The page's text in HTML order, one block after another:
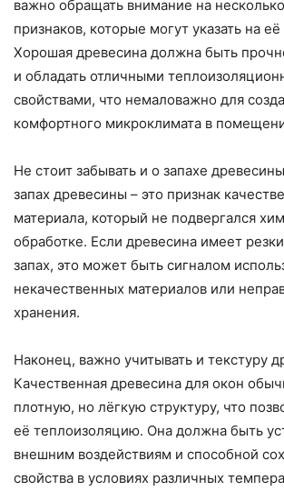
важно обращать внимание на
признаков, которые могут указать на её
Хорошая древесина должна быть
и обладать отличными
свойствами, что немаловажно для
комфортного микроклимата в
Не стоит забывать и о запахе
запах древесины – это признак
материала, который не подвергался
обработке. Если древесина имеет
запах, это может быть сигналом
некачественных материалов или
хранения.
Наконец, важно учитывать и текстуру
Качественная древесина для окон
плотную, но лёгкую структуру, что
её теплоизоляцию. Она должна быть
внешним воздействиям и способной
свойства в условиях различных